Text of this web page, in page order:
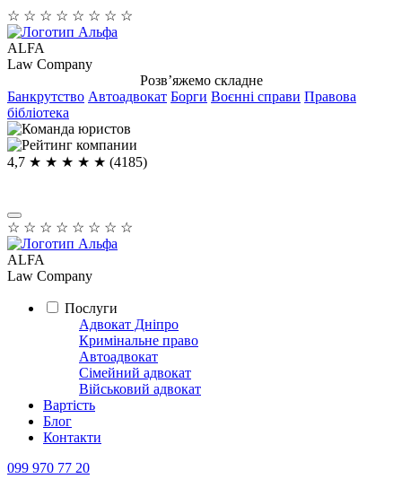
☆ ☆ ☆ ☆ ☆ ☆ ☆ ☆
ALFA
Law Company
Розв’яжемо складне
Банкрутство Автоадвокат Борги Воєнні справи Правова
бібліотека
4,7 ★ ★ ★ ★ ★ (4185)
☆ ☆ ☆ ☆ ☆ ☆ ☆ ☆
ALFA
Law Company
Послуги
Адвокат Дніпро
Кримінальне право
Автоадвокат
Сімейний адвокат
Військовий адвокат
Вартість
Блог
Контакти
099 970 77 20